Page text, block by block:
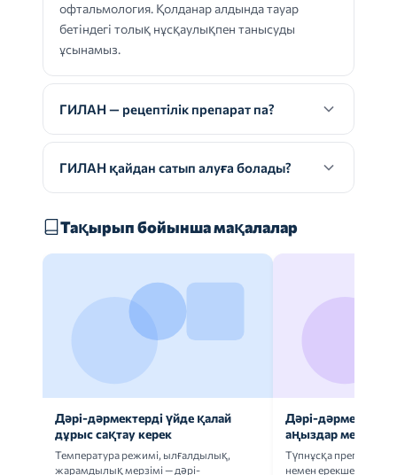
офтальмология. Қолданар алдында тауар
бетіндегі толық нұсқаулықпен танысуды
ұсынамыз.
ГИЛАН — рецептілік препарат па?
ГИЛАН қайдан сатып алуға болады?
Тақырып бойынша мақалалар
Дәрі-дәрмектерді үйде қалай
дұрыс сақтау керек
Температура режимі, ылғалдылық,
жарамдылық мерзімі — дәрі-
Дәрі-дәрмек
аңыздар мен
Түпнұсқа
немен ерекшеленеді